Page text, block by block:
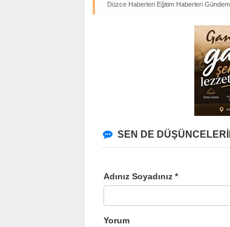
Düzce Haberleri Eğitim Haberleri
SEN DE
Adınız Soyadınız *
Yorum